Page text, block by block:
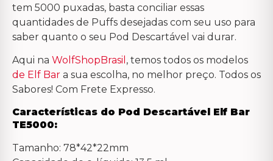
tem 5000 puxadas, basta conciliar essas
quantidades de Puffs desejadas com seu uso para
saber quanto o seu Pod Descartável vai durar.
Aqui na WolfShopBrasil , temos todos os modelos
de Elf Bar a sua escolha, no melhor preço. Todos os
Sabores! Com Frete Expresso.
Características do Pod Descartável Elf Bar
TE5000:
Tamanho: 78*42*22mm